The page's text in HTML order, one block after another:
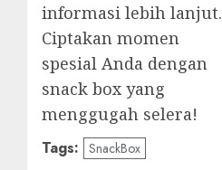
informasi lebih lanjut.
Ciptakan momen
spesial Anda dengan
snack box yang
menggugah selera!
Tags: SnackBox